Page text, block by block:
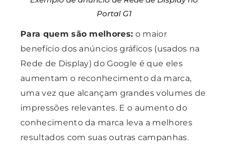
Portal G1
Para quem são melhores: o maior
benefício dos anúncios gráficos (usados na
Rede de Display) do Google é que eles
aumentam o reconhecimento da marca,
uma vez que alcançam grandes volumes de
impressões relevantes. E o aumento do
conhecimento da marca leva a melhores
resultados com suas outras campanhas.